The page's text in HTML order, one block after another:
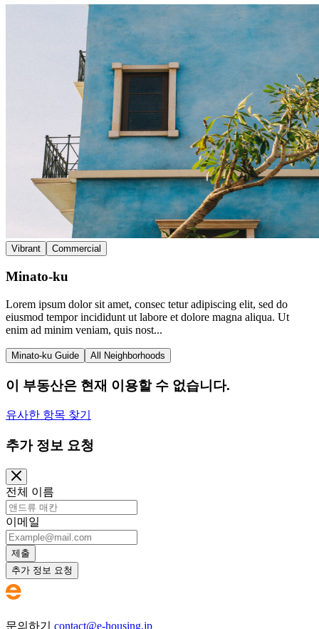
Vibrant Commercial
Minato-ku
Lorem ipsum dolor sit amet, consec tetur adipiscing elit, sed do
eiusmod tempor incididunt ut labore et dolore magna aliqua. Ut
enim ad minim veniam, quis nost...
Minato-ku Guide All Neighborhoods
이 부동산은 현재 이용할 수 없습니다.
유사한 항목 찾기
추가 정보 요청
전체 이름
이메일
제출
추가 정보 요청
문의하기 contact@e-housing.jp